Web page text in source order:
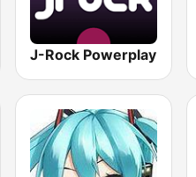
J-Rock Powerplay